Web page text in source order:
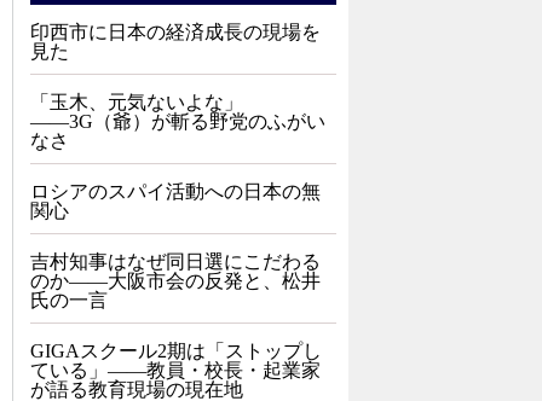
印西市に日本の経済成長の現場を
見た
「玉木、元気ないよな」
――3G（爺）が斬る野党のふがい
なさ
ロシアのスパイ活動への日本の無
関心
吉村知事はなぜ同日選にこだわる
のか――大阪市会の反発と、松井
氏の一言
GIGAスクール2期は「ストップし
ている」——教員・校長・起業家
が語る教育現場の現在地